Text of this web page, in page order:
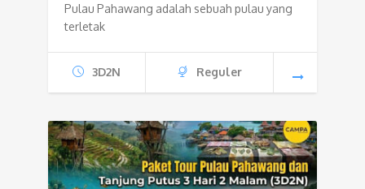
Pulau Pahawang adalah sebuah pulau yang
terletak
3D2N Reguler